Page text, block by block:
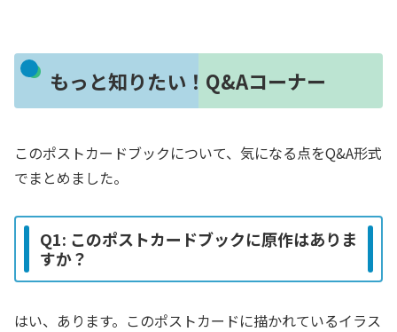
もっと知りたい！Q&Aコーナー
このポストカードブックについて、気になる点をQ&A形式
でまとめました。
Q1: このポストカードブックに原作はありま
すか？
はい、あります。このポストカードに描かれているイラス